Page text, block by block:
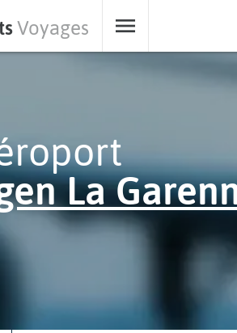
Voyages
La